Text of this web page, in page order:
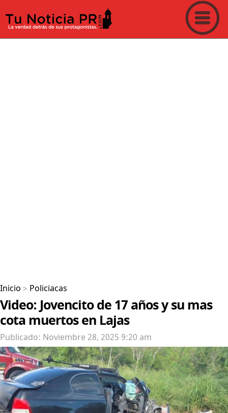
Inicio > Policiacas
Video: Jovencito de 17 años y su mas
cota muertos en Lajas
Publicado: Noviembre 28, 2025 9:20 am